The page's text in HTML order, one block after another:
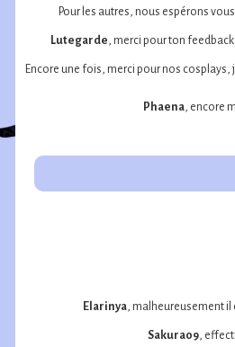
Pour les autres, nous espérons
Lutegarde, merci pour ton
Encore une fois, merci pour nos
Phaena, encore
Elarinya, malheureusement il
Sakura09,